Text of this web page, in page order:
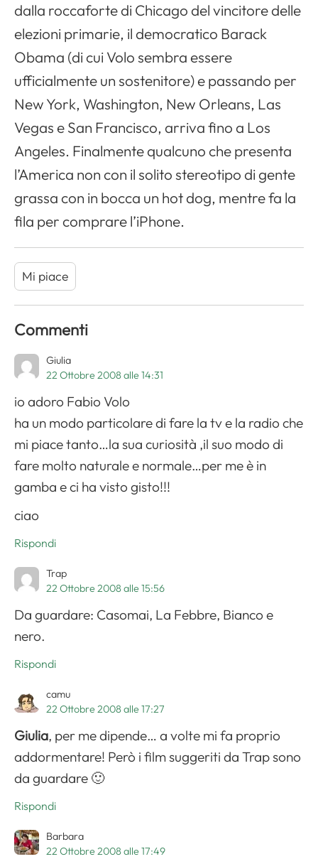
dalla roccaforte di Chicago del vincitore delle
elezioni primarie, il democratico Barack
Obama (di cui Volo sembra essere
ufficialmente un sostenitore) e passando per
New York, Washington, New Orleans, Las
Vegas e San Francisco, arriva fino a Los
Angeles. Finalmente qualcuno che presenta
l’America non con il solito stereotipo di gente
grassa con in bocca un hot dog, mentre fa la
fila per comprare l’iPhone.
Mi piace
Commenti
Giulia
22 Ottobre 2008 alle 14:31
io adoro Fabio Volo
ha un modo particolare di fare la tv e la radio che
mi piace tanto…la sua curiosità ,il suo modo di
fare molto naturale e normale…per me è in
gamba e ci ha visto gisto!!!
ciao
Rispondi
Trap
22 Ottobre 2008 alle 15:56
Da guardare: Casomai, La Febbre, Bianco e
nero.
Rispondi
camu
22 Ottobre 2008 alle 17:27
Giulia, per me dipende… a volte mi fa proprio
addormentare! Però i film suggeriti da Trap sono
da guardare 🙂
Rispondi
Barbara
22 Ottobre 2008 alle 17:49